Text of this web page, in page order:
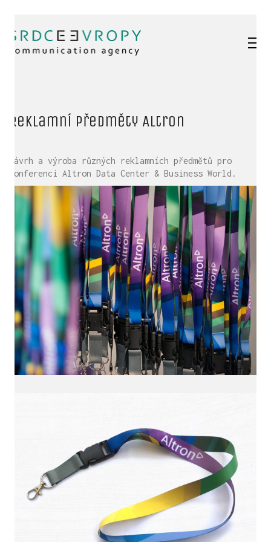
Reklamní předměty Altron
Návrh a výroba různých reklamních předmětů pro
konferenci Altron Data Center & Business World.